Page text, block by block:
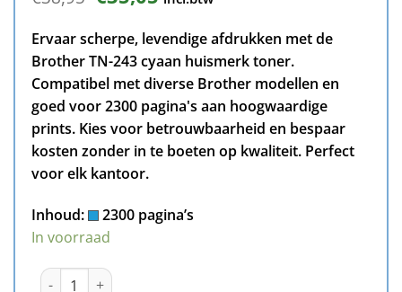
prijs
was:
€38,95.
prijs
€35,05.
Ervaar scherpe, levendige afdrukken met de
Brother TN-243 cyaan huismerk toner.
Compatibel met diverse Brother modellen en
goed voor 2300 pagina's aan hoogwaardige
prints. Kies voor betrouwbaarheid en bespaar
kosten zonder in te boeten op kwaliteit. Perfect
voor elk kantoor.
Inhoud:
2300 pagina’s
In voorraad
Brother TN-243 toner cyaan huismerk aantal